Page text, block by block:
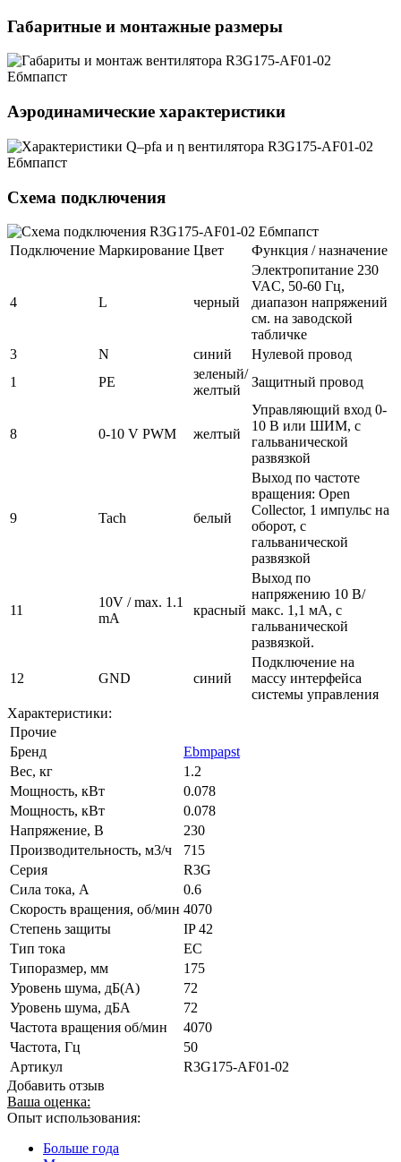
Габаритные и монтажные размеры
Аэродинамические характеристики
Схема подключения
Подключение Маркирование Цвет Функция / назначение
4 L черный
Электропитание 230
VAC, 50-60 Гц,
диапазон напряжений
см. на заводской
табличке
3
N синий
Нулевой провод
1
PE
зеленый/
желтый
Защитный провод
8 0-10 V PWM желтый
Управляющий вход 0-
10 В или ШИМ, с
гальванической
развязкой
9 Tach белый
Выход по частоте
вращения: Open
Collector, 1 импульс на
оборот, с
гальванической
развязкой
11
10V / max. 1.1
mA
красный
Выход по
напряжению 10 В/
макс. 1,1 мА, с
гальванической
развязкой.
12 GND синий
Подключение на
массу интерфейса
системы управления
Характеристики:
Прочие
Бренд
Ebmpapst
Вес, кг
1.2
Мощность, кВт
0.078
Мощность, кВт
0.078
Напряжение, В
230
Производительность, м3/ч
715
Серия
R3G
Сила тока, А
0.6
Скорость вращения, об/мин 4070
Степень защиты
IP 42
Тип тока
EC
Типоразмер, мм
175
Уровень шума, дБ(А)
72
Уровень шума, дБА
72
Частота вращения об/мин
4070
Частота, Гц
50
Артикул
R3G175-AF01-02
Добавить отзыв
Ваша оценка:
Опыт использования:
Больше года